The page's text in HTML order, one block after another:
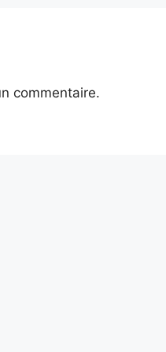
commentaire.